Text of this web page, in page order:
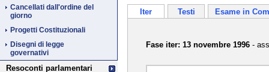
Cancellati dall'ordine del
giorno
Progetti Costituzionali
Disegni di legge
governativi
Resoconti parlamentari
Iter Testi Esame in
Fase iter: 13 novembre 1996 -